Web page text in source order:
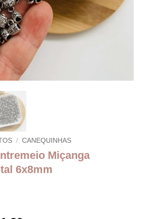
/ CANEQUINHAS
Miçanga
6x8mm